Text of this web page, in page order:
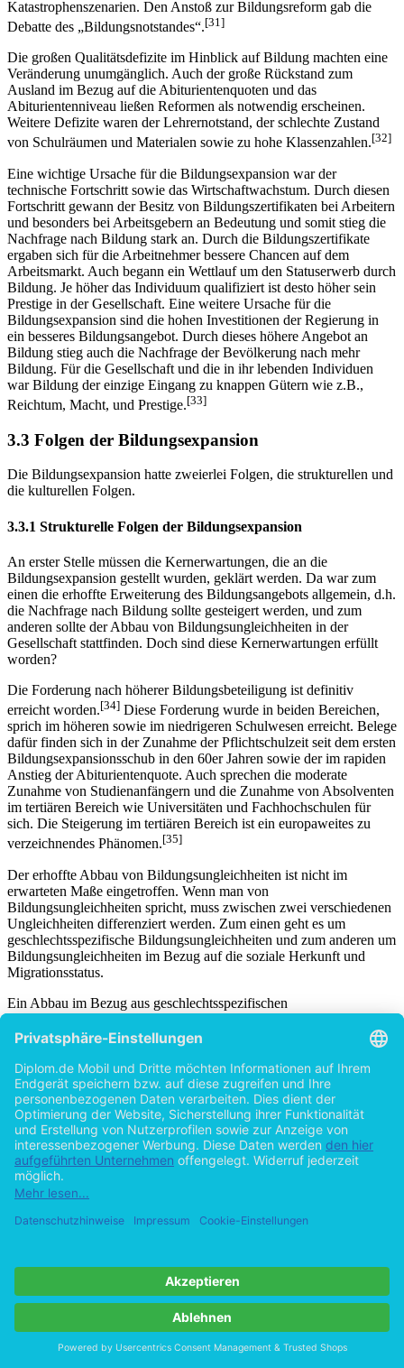
Katastrophenszenarien. Den Anstoß zur Bildungsreform gab die
Debatte des „Bildungsnotstandes“.[31]
Die großen Qualitätsdefizite im Hinblick auf Bildung machten eine
Veränderung unumgänglich. Auch der große Rückstand zum
Ausland im Bezug auf die Abiturientenquoten und das
Abiturientenniveau ließen Reformen als notwendig erscheinen.
Weitere Defizite waren der Lehrernotstand, der schlechte Zustand
von Schulräumen und Materialen sowie zu hohe Klassenzahlen.[32]
Eine wichtige Ursache für die Bildungsexpansion war der
technische Fortschritt sowie das Wirtschaftwachstum. Durch diesen
Fortschritt gewann der Besitz von Bildungszertifikaten bei Arbeitern
und besonders bei Arbeitsgebern an Bedeutung und somit stieg die
Nachfrage nach Bildung stark an. Durch die Bildungszertifikate
ergaben sich für die Arbeitnehmer bessere Chancen auf dem
Arbeitsmarkt. Auch begann ein Wettlauf um den Statuserwerb durch
Bildung. Je höher das Individuum qualifiziert ist desto höher sein
Prestige in der Gesellschaft. Eine weitere Ursache für die
Bildungsexpansion sind die hohen Investitionen der Regierung in
ein besseres Bildungsangebot. Durch dieses höhere Angebot an
Bildung stieg auch die Nachfrage der Bevölkerung nach mehr
Bildung. Für die Gesellschaft und die in ihr lebenden Individuen
war Bildung der einzige Eingang zu knappen Gütern wie z.B.,
Reichtum, Macht, und Prestige.[33]
3.3 Folgen der Bildungsexpansion
Die Bildungsexpansion hatte zweierlei Folgen, die strukturellen und
die kulturellen Folgen.
3.3.1 Strukturelle Folgen der Bildungsexpansion
An erster Stelle müssen die Kernerwartungen, die an die
Bildungsexpansion gestellt wurden, geklärt werden. Da war zum
einen die erhoffte Erweiterung des Bildungsangebots allgemein, d.h.
die Nachfrage nach Bildung sollte gesteigert werden, und zum
anderen sollte der Abbau von Bildungsungleichheiten in der
Gesellschaft stattfinden. Doch sind diese Kernerwartungen erfüllt
worden?
Die Forderung nach höherer Bildungsbeteiligung ist definitiv
erreicht worden.[34] Diese Forderung wurde in beiden Bereichen,
sprich im höheren sowie im niedrigeren Schulwesen erreicht. Belege
dafür finden sich in der Zunahme der Pflichtschulzeit seit dem ersten
Bildungsexpansionsschub in den 60er Jahren sowie der im rapiden
Anstieg der Abiturientenquote. Auch sprechen die moderate
Zunahme von Studienanfängern und die Zunahme von Absolventen
im tertiären Bereich wie Universitäten und Fachhochschulen für
sich. Die Steigerung im tertiären Bereich ist ein europaweites zu
verzeichnendes Phänomen.[35]
Der erhoffte Abbau von Bildungsungleichheiten ist nicht im
erwarteten Maße eingetroffen. Wenn man von
Bildungsungleichheiten spricht, muss zwischen zwei verschiedenen
Ungleichheiten differenziert werden. Zum einen geht es um
geschlechtsspezifische Bildungsungleichheiten und zum anderen um
Bildungsungleichheiten im Bezug auf die soziale Herkunft und
Migrationsstatus.
Ein Abbau im Bezug aus geschlechtsspezifischen
stattgefunden. So haben Frauen es geschafft, dank der
Bildungsexpansion Zugang zu höheren und besseren
Bildungsgängen zu erlangen. Es muss auch hier zwischen
privilegierten und einheimischen Frauen, Frauen aus sozial
schwachen Schichten und Frauen mit Migrationshintergrund
unterschieden werden. Im Allgemeinen jedoch hat für die Frauen
eine Bildungsexplosion stattgefunden.
Der umfassende Abbau von Bildungsungleichheiten nach sozialer
Herkunft hingegen fand nicht, wie 1965 von Dahrendorf erhofft,
statt. Akademikerkinder stellen noch immer den größten Teil der
weiterhin in den oberen Sektoren unterrepräsentiert, d.h. die
abhängig. Einige Gründe dafür sind, dass die neuen höheren
Bildungsgelegenheiten nur von den oberen Schichten genutzt
werden. Die unteren Schichten haben keinen Zugang zu den
höheren Bildungsgelegenheiten gefunden. Der Grund dafür liegt in
der Kosten-Nutzen-Kalkulation der Familien.
Die Kosten
entsprechen für die meisten Familien nicht dem erhofften Nutzen,